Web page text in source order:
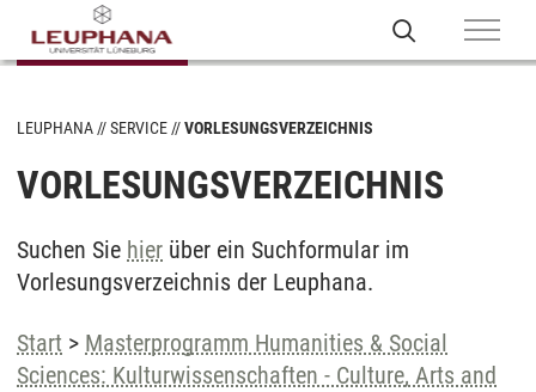
LEUPHANA SERVICE VORLESUNGSVERZEICHNIS
VORLESUNGSVERZEICHNIS
Suchen Sie hier über ein Suchformular im
Vorlesungsverzeichnis der Leuphana.
Start > Masterprogramm Humanities & Social
Sciences: Kulturwissenschaften - Culture, Arts and